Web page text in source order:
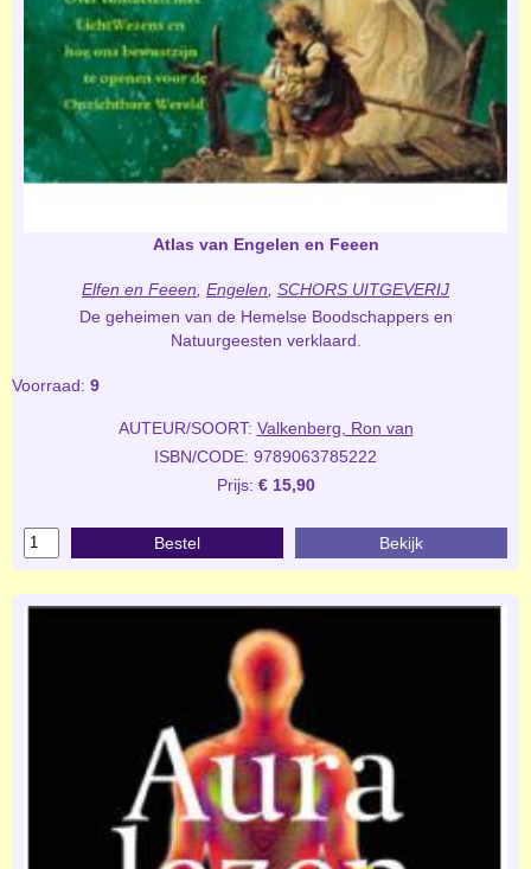
Atlas van Engelen en Feeen
Elfen en Feeen Engelen SCHORS UITGEVERIJ
De geheimen van de Hemelse Boodschappers en
Natuurgeesten verklaard.
Voorraad: 9
AUTEUR/SOORT: Valkenberg, Ron van
ISBN/CODE: 9789063785222
Prijs: € 15,90
Bestel Bekijk